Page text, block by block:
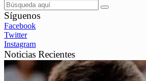
Síguenos
Facebook
Twitter
Instagram
Noticias Recientes